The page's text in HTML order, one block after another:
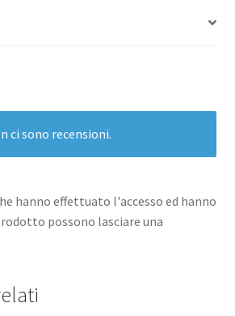
ci sono recensioni.
hanno effettuato l'accesso ed hanno
possono lasciare una